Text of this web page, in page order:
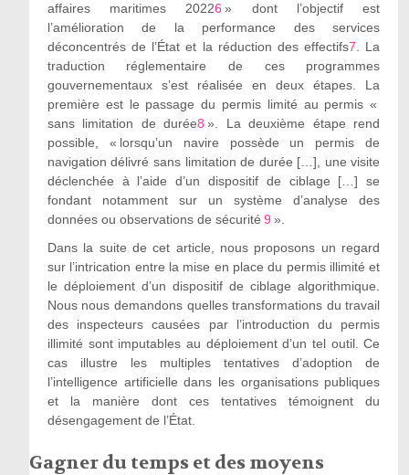
affaires maritimes 20226 » dont l’objectif est
l’amélioration de la performance des services
déconcentrés de l’État et la réduction des effectifs7. La
traduction réglementaire de ces programmes
gouvernementaux s’est réalisée en deux étapes. La
première est le passage du permis limité au permis «
sans limitation de durée8 ». La deuxième étape rend
possible, « lorsqu’un navire possède un permis de
navigation délivré sans limitation de durée […], une visite
déclenchée à l’aide d’un dispositif de ciblage […] se
fondant notamment sur un système d’analyse des
données ou observations de sécurité 9 ».
Dans la suite de cet article, nous proposons un regard
sur l’intrication entre la mise en place du permis illimité et
le déploiement d’un dispositif de ciblage algorithmique.
Nous nous demandons quelles transformations du travail
des inspecteurs causées par l’introduction du permis
illimité sont imputables au déploiement d’un tel outil. Ce
cas illustre les multiples tentatives d’adoption de
l’intelligence artificielle dans les organisations publiques
et la manière dont ces tentatives témoignent du
désengagement de l’État.
Gagner du temps et des moyens